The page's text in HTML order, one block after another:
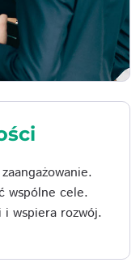
wspólne cele.
i wspiera rozwój.